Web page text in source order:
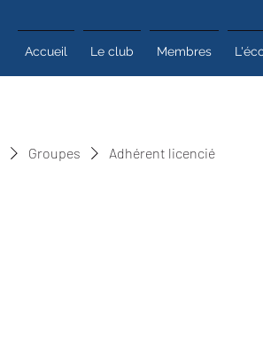
Accueil Le club Membres
Groupes Adhérent licencié